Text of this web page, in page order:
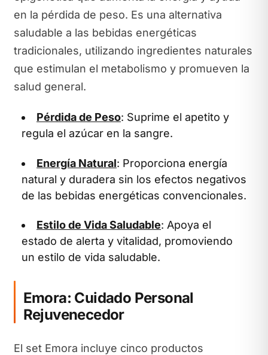
en la pérdida de peso. Es una alternativa
saludable a las bebidas energéticas
tradicionales, utilizando ingredientes naturales
que estimulan el metabolismo y promueven la
salud general.
Pérdida de Peso: Suprime el apetito y
regula el azúcar en la sangre.
Energía Natural: Proporciona energía
natural y duradera sin los efectos negativos
de las bebidas energéticas convencionales.
Estilo de Vida Saludable: Apoya el
estado de alerta y vitalidad, promoviendo
un estilo de vida saludable.
Emora: Cuidado Personal
Rejuvenecedor
El set Emora incluye cinco productos